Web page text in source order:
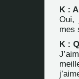
K :
Oui,
mes
K :